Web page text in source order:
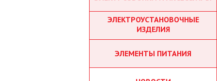
ЭЛЕКТРОУСТАНОВОЧНЫЕ
ИЗДЕЛИЯ
ЭЛЕМЕНТЫ ПИТАНИЯ